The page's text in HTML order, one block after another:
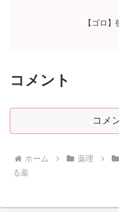
【ゴロ
コメント
コメ
ホーム 薬理
る薬